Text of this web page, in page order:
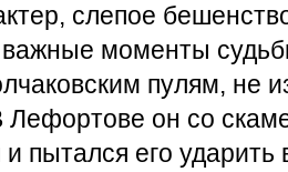
слепое
моменты
пулям, не
Лефортове он со
и пытался его